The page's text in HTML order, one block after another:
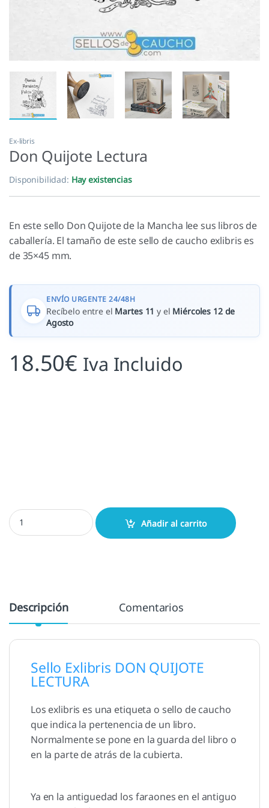
Ex-libris
Don Quijote Lectura
Disponibilidad: Hay existencias
En este sello Don Quijote de la Mancha lee sus libros de
caballería. El tamaño de este sello de caucho exlibris es
de 35×45 mm.
ENVÍO URGENTE 24/48H
Recíbelo entre el Martes 11 y el Miércoles 12 de
Agosto
18.50€ Iva Incluido
Don Quijote Lectura cantidad
Añadir al carrito
Descripción Comentarios
Sello Exlibris DON QUIJOTE
LECTURA
Los exlibris es una etiqueta o sello de caucho
que indica la pertenencia de un libro.
Normalmente se pone en la guarda del libro o
en la parte de atrás de la cubierta.
Ya en la antiguedad los faraones en el antiguo